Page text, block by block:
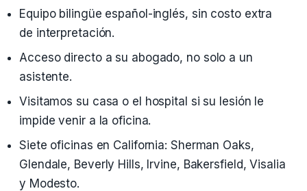
Equipo bilingüe español-inglés, sin costo extra
de interpretación.
Acceso directo a su abogado, no solo a un
asistente.
Visitamos su casa o el hospital si su lesión le
impide venir a la oficina.
Siete oficinas en California: Sherman Oaks,
Glendale, Beverly Hills, Irvine, Bakersfield, Visalia
y Modesto.